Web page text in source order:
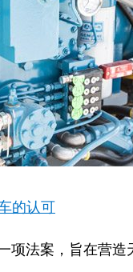
的认可
项法案，旨在营